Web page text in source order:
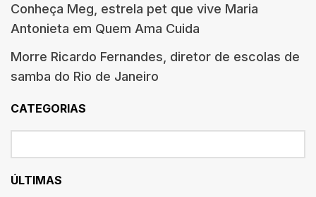
Conheça Meg, estrela pet que vive Maria
Antonieta em Quem Ama Cuida
Morre Ricardo Fernandes, diretor de escolas de
samba do Rio de Janeiro
CATEGORIAS
ÚLTIMAS